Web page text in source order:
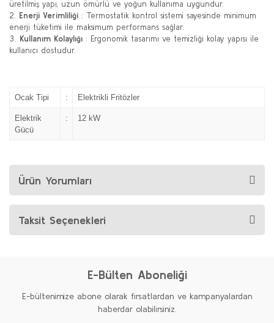
üretilmiş yapı, uzun ömürlü ve yoğun kullanıma uygundur.
Enerji Verimliliği : Termostatik kontrol sistemi sayesinde minimum
enerji tüketimi ile maksimum performans sağlar.
Kullanım Kolaylığı : Ergonomik tasarımı ve temizliği kolay yapısı ile
kullanıcı dostudur.
Ocak Tipi : Elektrikli Fritözler
Elektrik
Gücü
: 12 kW
Ürün Yorumları
Taksit Seçenekleri
E-Bülten Aboneliği
E-bültenimize abone olarak fırsatlardan ve kampanyalardan
haberdar olabilirsiniz.